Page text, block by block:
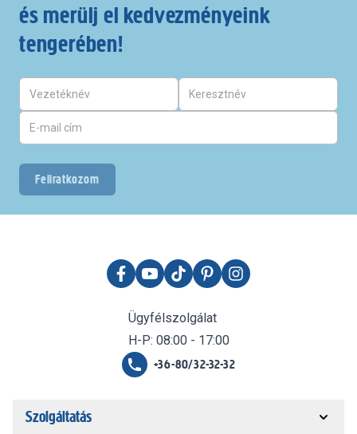
és merülj el kedvezményeink
tengerében!
Feliratkozom
Ügyfélszolgálat
H-P: 08:00 - 17:00
+36-80/32-32-32
Szolgáltatás